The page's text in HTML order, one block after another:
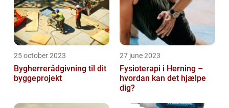
25 october 2023
Bygherrerådgivning til dit
byggeprojekt
27 june 2023
Fysioterapi i Herning –
hvordan kan det hjælpe
dig?